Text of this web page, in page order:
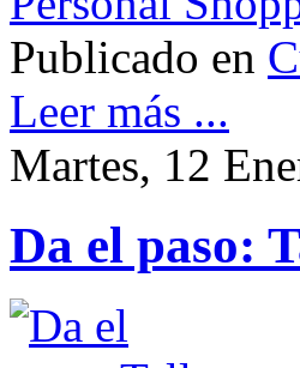
Publicado en
Leer más ...
Martes, 12
Da el paso: